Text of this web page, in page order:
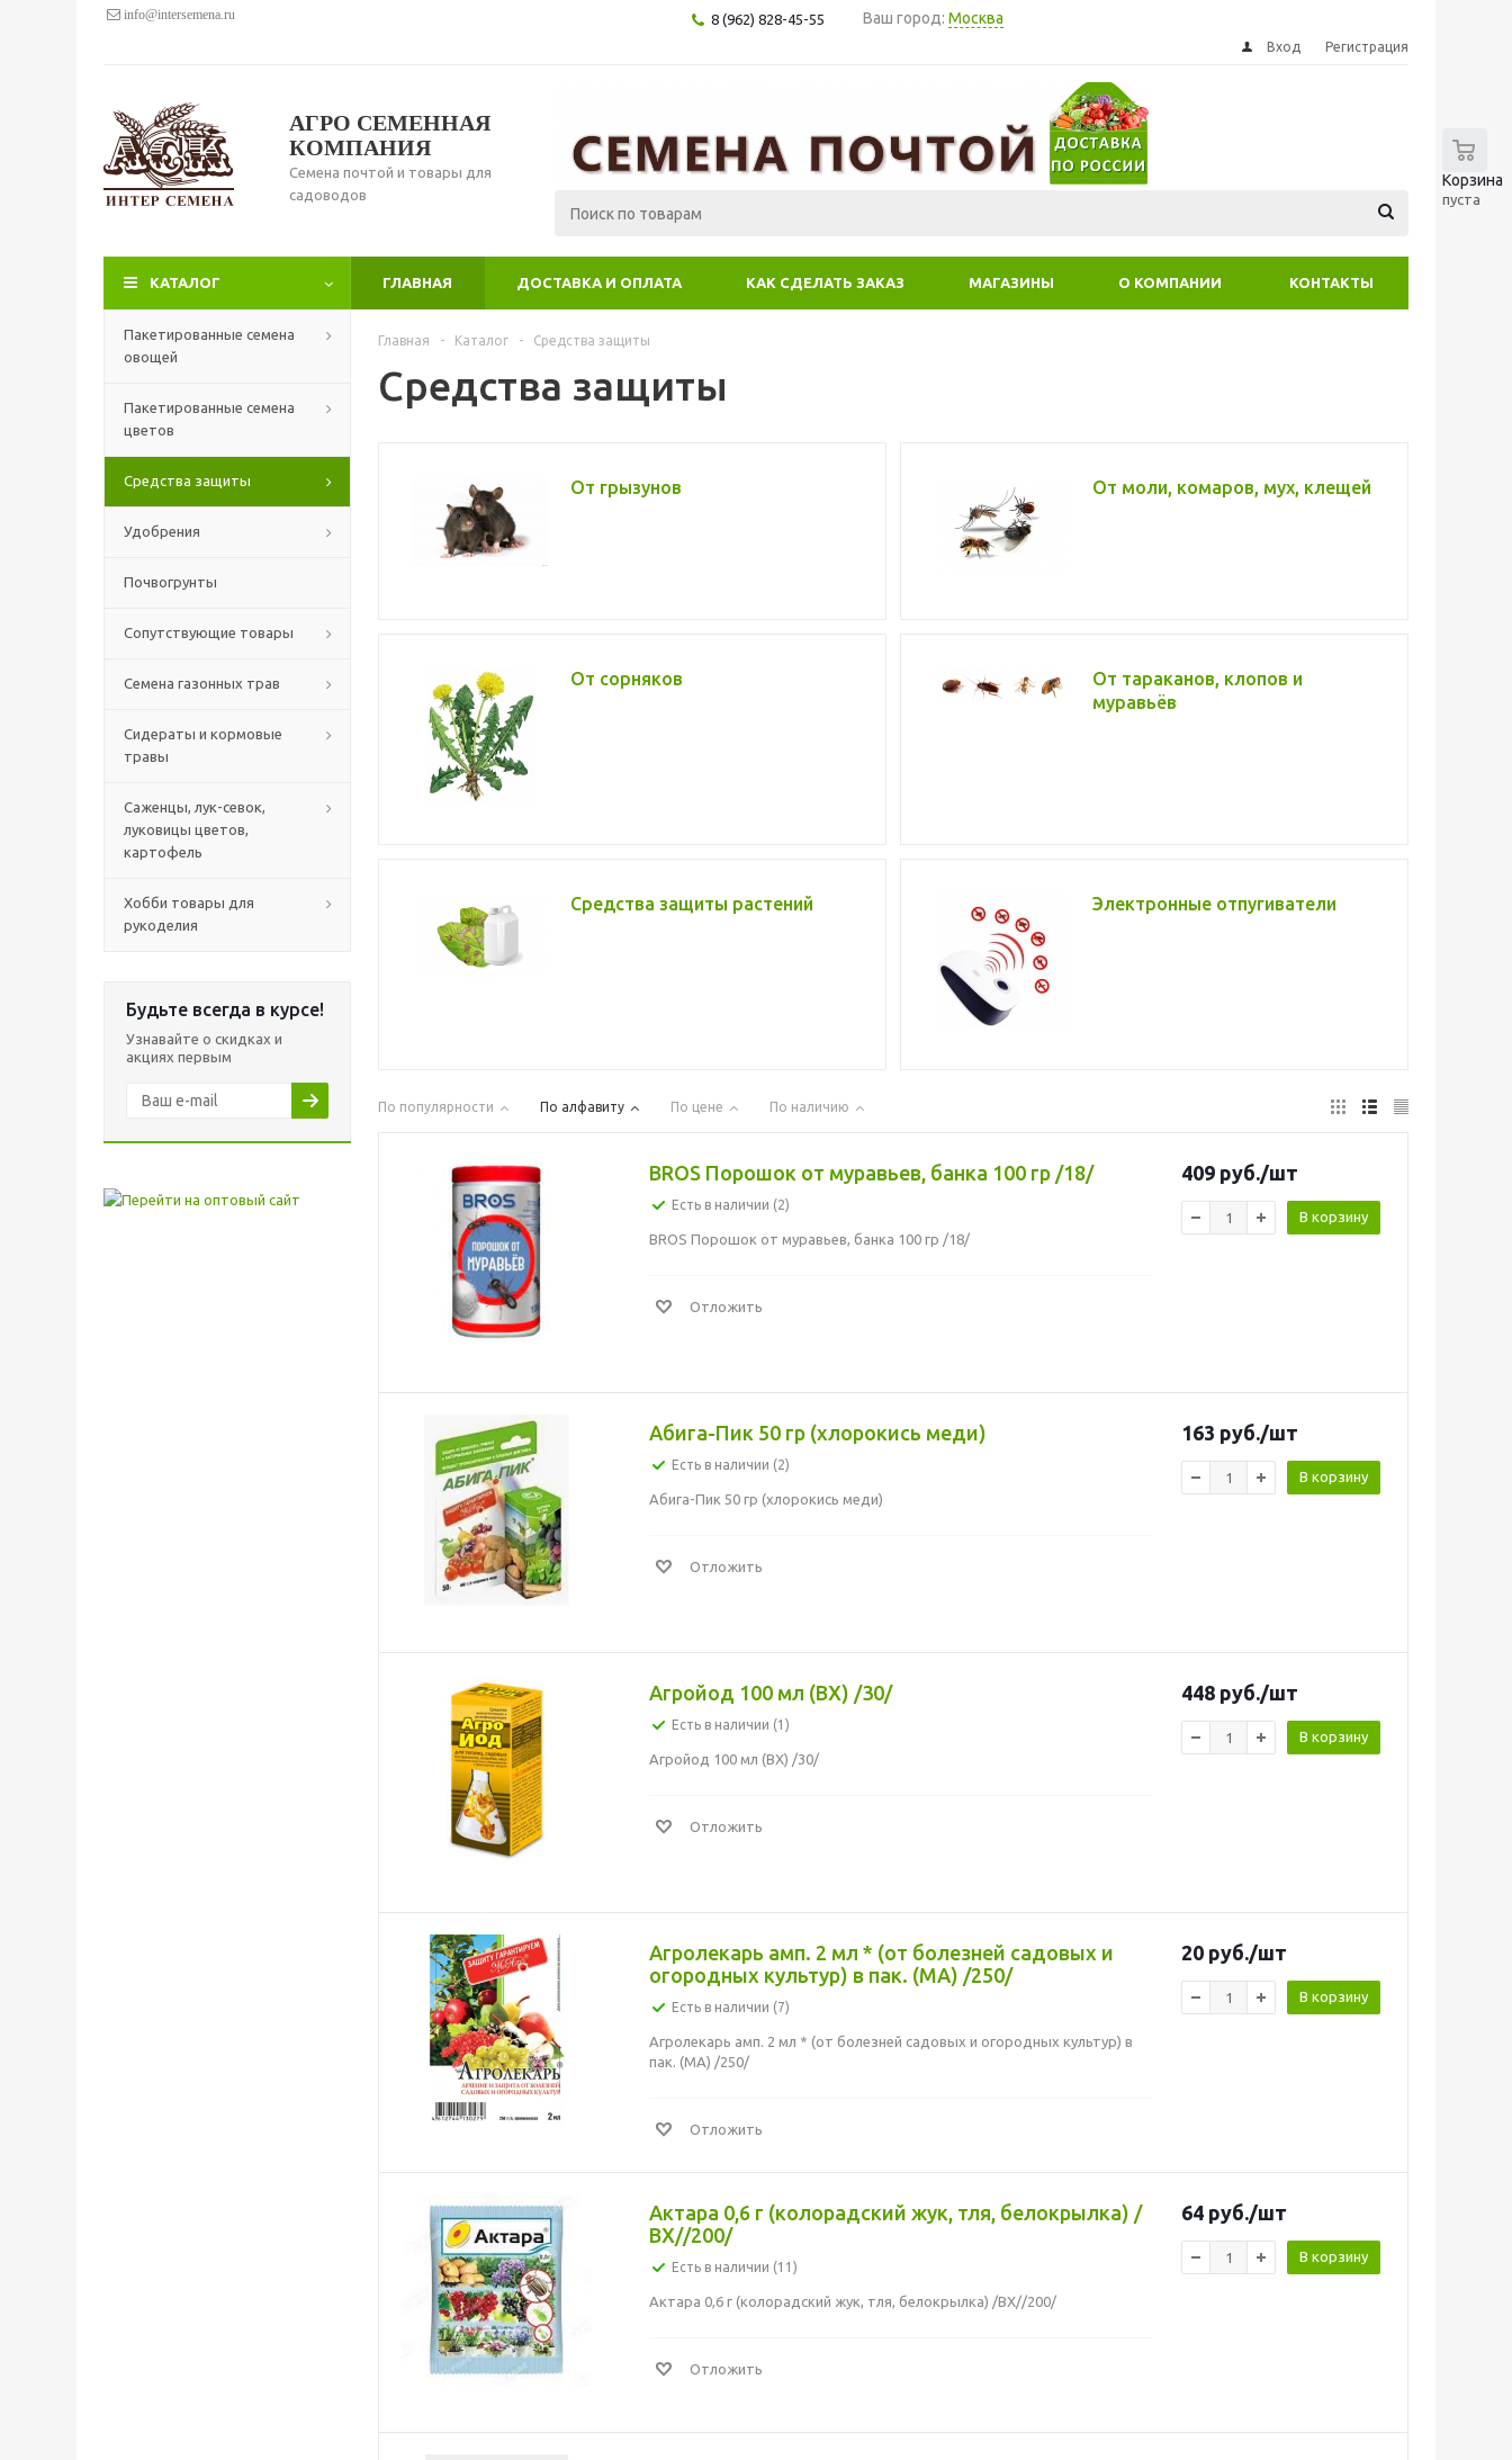
info@intersemena.ru 8 (962) 828-45-55 Ваш город: Москва
Вход Регистрация
АГРО СЕМЕННАЯ
КОМПАНИЯ
Семена почтой и товары для
садоводов
Корзина
пуста
КАТАЛОГ ГЛАВНАЯ ДОСТАВКА И ОПЛАТА КАК СДЕЛАТЬ ЗАКАЗ МАГАЗИНЫ О КОМПАНИИ КОНТАКТЫ
Пакетированные семена
овощей
Пакетированные семена
цветов
Средства защиты
Удобрения
Почвогрунты
Сопутствующие товары
Семена газонных трав
Сидераты и кормовые
травы
Саженцы, лук-севок,
луковицы цветов,
картофель
Хобби товары для
рукоделия
Будьте всегда в курсе!
Узнавайте о скидках и
акциях первым
Главная - Каталог - Средства защиты
Средства защиты
От грызунов От моли, комаров, мух, клещей
От сорняков
От тараканов, клопов и
муравьёв
Средства защиты растений Электронные отпугиватели
По популярности По алфавиту По цене По наличию
BROS Порошок от муравьев, банка 100 гр /18/
Есть в наличии (2)
BROS Порошок от муравьев, банка 100 гр /18/
Отложить
409 руб./шт
В корзину
Абига-Пик 50 гр (хлорокись меди)
Есть в наличии (2)
Абига-Пик 50 гр (хлорокись меди)
Отложить
163 руб./шт
В корзину
Агройод 100 мл (ВХ) /30/
Есть в наличии (1)
Агройод 100 мл (ВХ) /30/
Отложить
448 руб./шт
В корзину
Агролекарь амп. 2 мл * (от болезней садовых и
огородных культур) в пак. (МА) /250/
Есть в наличии (7)
Агролекарь амп. 2 мл * (от болезней садовых и огородных культур) в
пак. (МА) /250/
Отложить
20 руб./шт
В корзину
Актара 0,6 г (колорадский жук, тля, белокрылка) /
ВХ//200/
Есть в наличии (11)
Актара 0,6 г (колорадский жук, тля, белокрылка) /ВХ//200/
Отложить
64 руб./шт
В корзину